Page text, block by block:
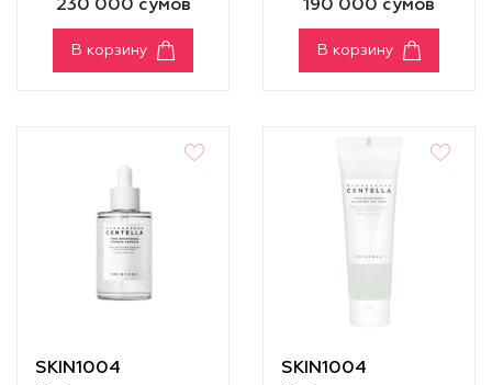
230 000 сумов
В корзину
190 000 сумов
В корзину
SKIN1004
SKIN1004